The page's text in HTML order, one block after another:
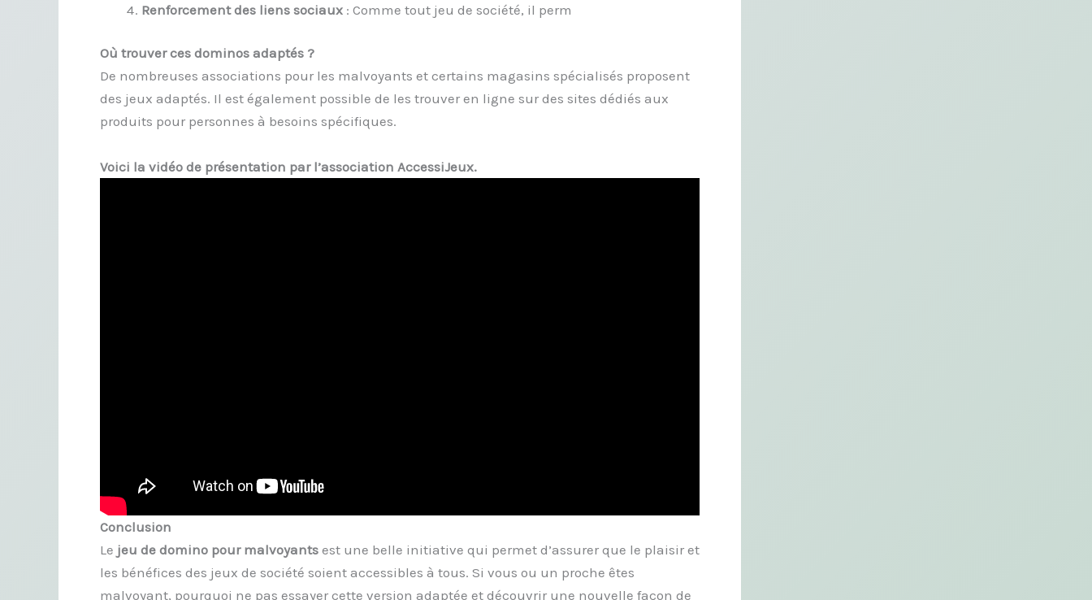
Renforcement des liens sociaux : Comme tout jeu de société, il perm
Où trouver ces dominos adaptés ?
De nombreuses associations pour les malvoyants et certains magasins spécialisés proposent
des jeux adaptés. Il est également possible de les trouver en ligne sur des sites dédiés aux
produits pour personnes à besoins spécifiques.
Voici la vidéo de présentation par l’association AccessiJeux.
Conclusion
Le jeu de domino pour malvoyants est une belle initiative qui permet d’assurer que le plaisir et
les bénéfices des jeux de société soient accessibles à tous. Si vous ou un proche êtes
malvoyant, pourquoi ne pas essayer cette version adaptée et découvrir une nouvelle façon de